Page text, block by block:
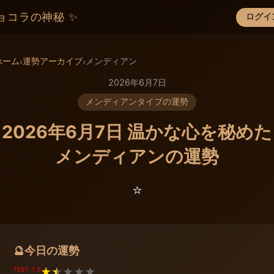
コラの神秘 ✨ ログイ
×
ーム›運勢アーカイブ› メンディアン
2026年6月7日
メンディアンタイプの運勢
2026年6月7日 温かな心を秘めた
メンディアンの運勢
⭐️
🔮今日の運勢
TEST: 1.5